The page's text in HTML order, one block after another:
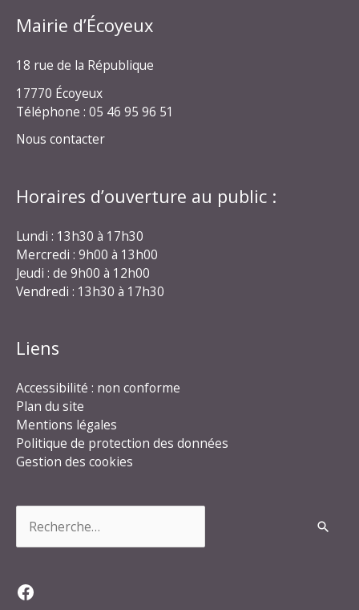
Mairie d’Écoyeux
18 rue de la République
17770 Écoyeux
Téléphone : 05 46 95 96 51
Nous contacter
Horaires d’ouverture au public :
Lundi : 13h30 à 17h30
Mercredi : 9h00 à 13h00
Jeudi : de 9h00 à 12h00
Vendredi : 13h30 à 17h30
Liens
Accessibilité : non conforme
Plan du site
Mentions légales
Politique de protection des données
Gestion des cookies
Facebook